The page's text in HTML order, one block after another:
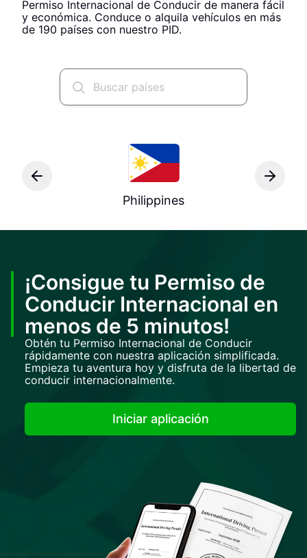
Permiso Internacional de Conducir de manera fácil
y económica. Conduce o alquila vehículos en más
de 190 países con nuestro PID.
Philippines
¡Consigue tu Permiso de
Conducir Internacional en
menos de 5 minutos!
Obtén tu Permiso Internacional de Conducir
rápidamente con nuestra aplicación simplificada.
Empieza tu aventura hoy y disfruta de la libertad de
conducir internacionalmente.
Iniciar aplicación